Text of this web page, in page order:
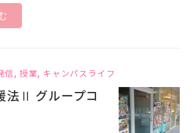
信, 授業, キャンパスライフ
法Ⅱ グループコ